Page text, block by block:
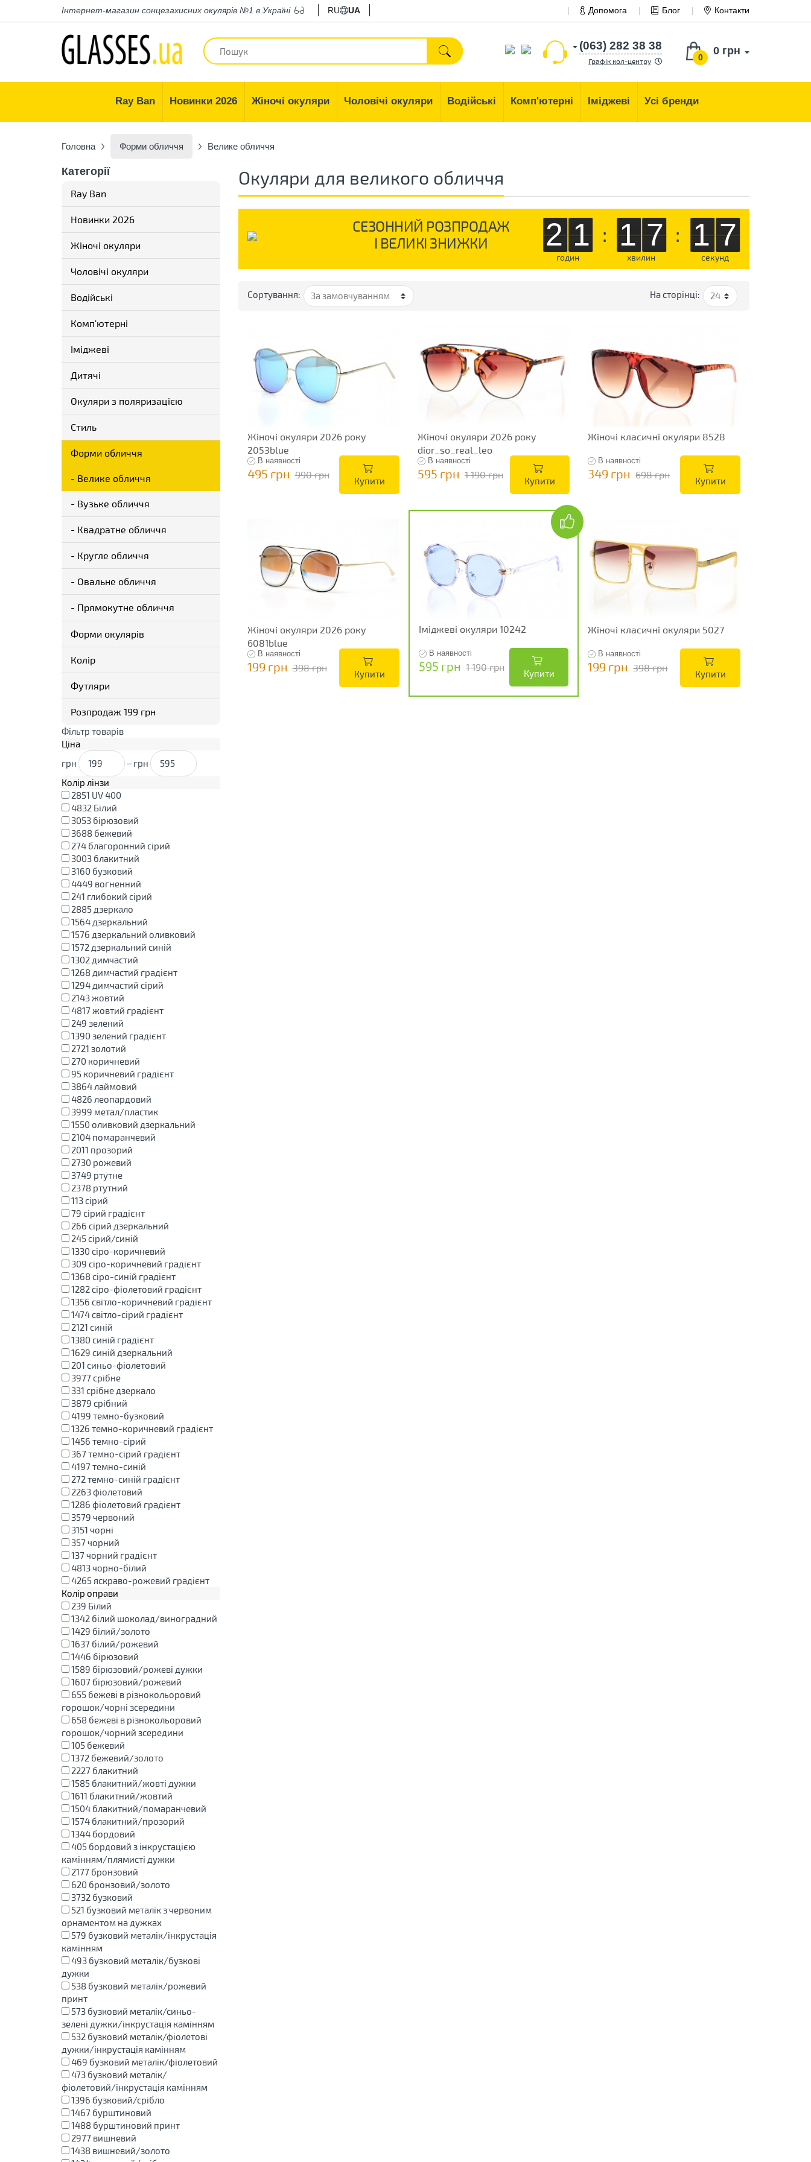
Інтернет-магазин сонцезахисних окулярів №1 в Україні RU UA Допомога Блог Контакти
0
0 грн
(063) 282 38 38
Графік кол-центру
Ray Ban Новинки 2026 Жіночі окуляри Чоловічі окуляри Водійські Комп'ютерні Іміджеві Усі бренди
Головна Форми обличчя Велике обличчя
Категорії
Ray Ban
Новинки 2026
Жіночі окуляри
Чоловічі окуляри
Водійські
Комп'ютерні
Іміджеві
Дитячі
Окуляри з поляризацією
Стиль
Форми обличчя
- Велике обличчя
- Вузьке обличчя
- Квадратне обличчя
- Кругле обличчя
- Овальне обличчя
- Прямокутне обличчя
Форми окулярів
Колір
Футляри
Розпродаж 199 грн
Фільтр товарів
Ціна
грн
– грн
Колір лінзи
2851 UV 400
4832 Білий
3053 бірюзовий
3688 бежевий
274 благоронний сірий
3003 блакитний
3160 бузковий
4449 вогненний
241 глибокий сірий
2885 дзеркало
1564 дзеркальний
1576 дзеркальний оливковий
1572 дзеркальний синій
1302 димчастий
1268 димчастий градієнт
1294 димчастий сірий
2143 жовтий
4817 жовтий градієнт
249 зелений
1390 зелений градієнт
2721 золотий
270 коричневий
95 коричневий градієнт
3864лаймовий
4826 леопардовий
3999 метал/пластик
1550 оливковий дзеркальний
2104 помаранчевий
2011 прозорий
2730 рожевий
3749 ртутне
2378 ртутний
113сірий
79 сірий градієнт
266 сірий дзеркальний
245сірий/синій
1330 сіро-коричневий
309 сіро-коричневий градієнт
1368 сіро-синій градієнт
1282сіро-фіолетовий градієнт
1356 світло-коричневий градієнт
1474світло-сірий градієнт
2121 синій
1380 синій градієнт
1629 синій дзеркальний
201 синьо-фіолетовий
3977 срібне
331 срібне дзеркало
3879 срібний
4199 темно-бузковий
1326 темно-коричневий градієнт
1456 темно-сірий
367 темно-сірий градієнт
4197 темно-синій
272темно-синій градієнт
2263фіолетовий
1286 фіолетовий градієнт
3579 червоний
3151 чорні
357 чорний
137 чорний градієнт
4813чорно-білий
4265 яскраво-рожевий градієнт
Колір оправи
239 Білий
1342 білий шоколад/виноградний
1429 білий/золото
1637 білий/рожевий
1446 бірюзовий
1589 бірюзовий/рожеві дужки
1607 бірюзовий/рожевий
655 бежеві в різнокольоровий
горошок/чорні зсередини
658 бежеві в різнокольоровий
горошок/чорний зсередини
105 бежевий
1372 бежевий/золото
2227 блакитний
1585 блакитний/жовті дужки
1611 блакитний/жовтий
1504 блакитний/помаранчевий
1574 блакитний/прозорий
1344 бордовий
405 бордовий з інкрустацією
камінням/плямисті дужки
2177 бронзовий
620 бронзовий/золото
3732 бузковий
521 бузковий металік з червоним
орнаментом на дужках
579 бузковий металік/інкрустація
камінням
493 бузковий металік/бузкові
дужки
538 бузковий металік/рожевий
принт
573 бузковий металік/синьо-
зелені дужки/інкрустація камінням
532 бузковий металік/фіолетові
дужки/інкрустація камінням
469 бузковий металік/фіолетовий
473 бузковий металік/
фіолетовий/інкрустація камінням
1396 бузковий/срібло
1467 бурштиновий
1488 бурштиновий принт
2977 вишневий
1438 вишневий/золото
Окуляри для великого обличчя
СЕЗОННИЙ РОЗПРОДАЖ
І ВЕЛИКІ ЗНИЖКИ
21
годин
: 17
хвилин
: 16
секунд
На сторінці:
Сортування:
Жіночі окуляри 2026 року
2053blue
В наявності
495 грн 990 грн
Купити
Жіночі окуляри 2026 року
dior_so_real_leo
В наявності
595 грн 1 190 грн
Купити
Жіночі класичні окуляри 8528
В наявності
349 грн 698 грн
Купити
Жіночі окуляри 2026 року
6081blue
В наявності
199 грн 398 грн
Купити
Іміджеві окуляри 10242
В наявності
595 грн 1 190 грн
Купити
Жіночі класичні окуляри 5027
В наявності
199 грн 398 грн
Купити